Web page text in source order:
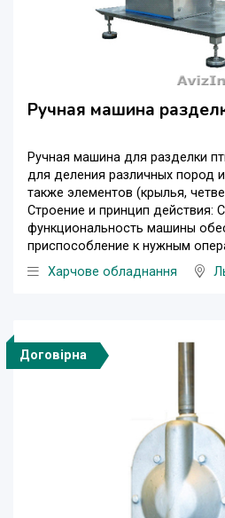
Ручная машина
Ручная машина для разделки
для деления различных пород
также элементов (крылья,
Строение и принцип действия:
функциональность машины
приспособление к нужным
Харчове обладнання
Договірна